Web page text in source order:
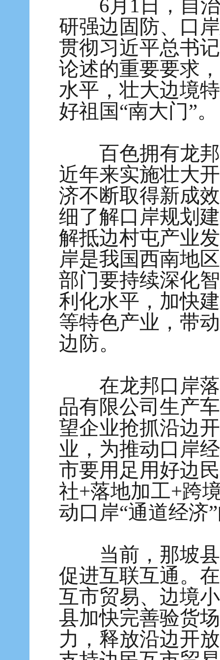
6月1日，自治
研强边固防、口
贯彻习近平总书
论述的重要要求
水平，壮大边境
好祖国“南大门”。
百色拥有龙邦
近年来实施壮大
济不断取得新成
细了解口岸规划
解抵边村屯产业
岸是我国西南地
部门要持续深化
利化水平，加快
等特色产业，带
边防。
在龙邦口岸落
品有限公司生产
望企业抢抓沿边
业，为推动口岸
市要用足用好边
社+落地加工+跨
动口岸“通道经济
当前，那坡县
促进互联互通。
互市贸易、边境
县加快完善验货
力，释放沿边开